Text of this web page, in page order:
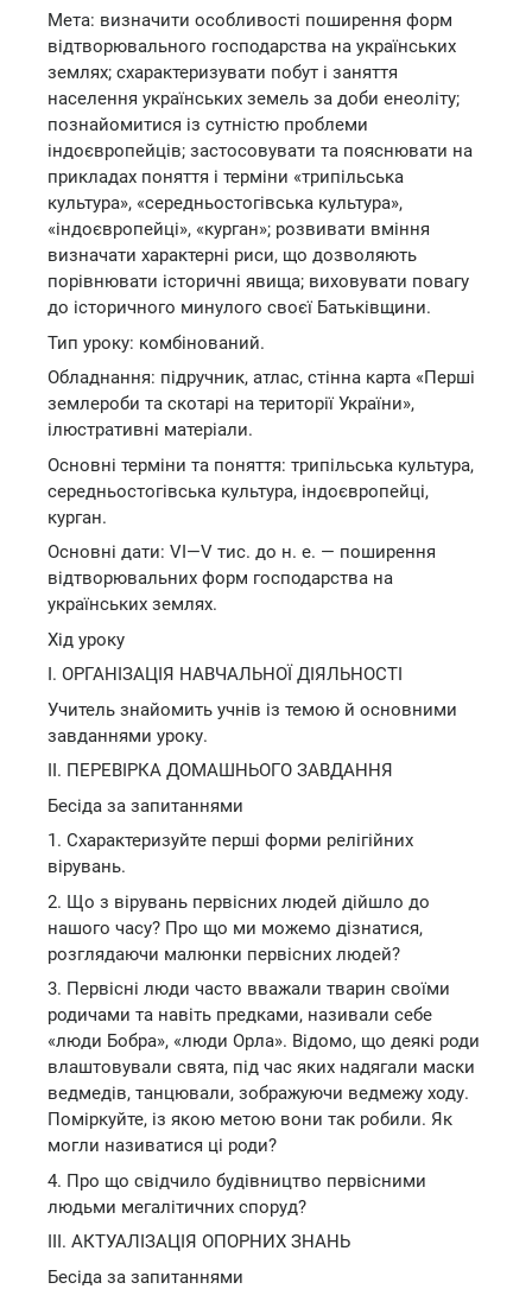
Мета: визначити особливості поширення форм
відтворювального господарства на українських
землях; схарактеризувати побут і заняття
населення українських земель за доби енеоліту;
познайомитися із сутністю проблеми
індоєвропейців; застосовувати та пояснювати на
прикладах поняття і терміни «трипільська
культура», «середньостогівська культура»,
«індоєвропейці», «курган»; розвивати вміння
визначати характерні риси, що дозволяють
порівнювати історичні явища; виховувати повагу
до історичного минулого своєї Батьківщини.
Тип уроку: комбінований.
Обладнання: підручник, атлас, стінна карта «Перші
землероби та скотарі на території України»,
ілюстративні матеріали.
Основні терміни та поняття: трипільська культура,
середньостогівська культура, індоєвропейці,
курган.
Основні дати: VI—V тис. до н. е. — поширення
відтворювальних форм господарства на
українських землях.
Хід уроку
І. ОРГАНІЗАЦІЯ НАВЧАЛЬНОЇ ДІЯЛЬНОСТІ
Учитель знайомить учнів із темою й основними
завданнями уроку.
II. ПЕРЕВІРКА ДОМАШНЬОГО ЗАВДАННЯ
Бесіда за запитаннями
1. Схарактеризуйте перші форми релігійних
вірувань.
2. Що з вірувань первісних людей дійшло до
нашого часу? Про що ми можемо дізнатися,
розглядаючи малюнки первісних людей?
3. Первісні люди часто вважали тварин своїми
родичами та навіть предками, називали себе
«люди Бобра», «люди Орла». Відомо, що деякі роди
влаштовували свята, під час яких надягали маски
ведмедів, танцювали, зображуючи ведмежу ходу.
Поміркуйте, із якою метою вони так робили. Як
могли називатися ці роди?
4. Про що свідчило будівництво первісними
людьми мегалітичних споруд?
III. АКТУАЛІЗАЦІЯ ОПОРНИХ ЗНАНЬ
Бесіда за запитаннями